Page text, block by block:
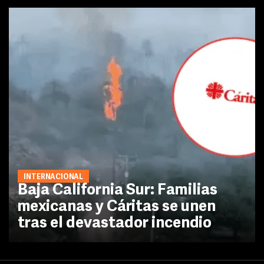
INTERNACIONAL
Baja California Sur: Familias
mexicanas y Cáritas se unen
tras el devastador incendio